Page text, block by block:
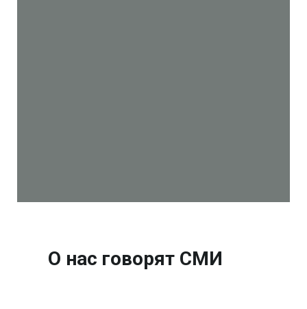
О нас говорят СМИ